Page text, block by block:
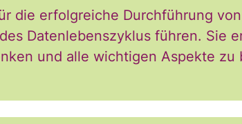
die erfolgreiche Durchführung
Datenlebenszyklus führen. Sie
und alle wichtigen Aspekte zu